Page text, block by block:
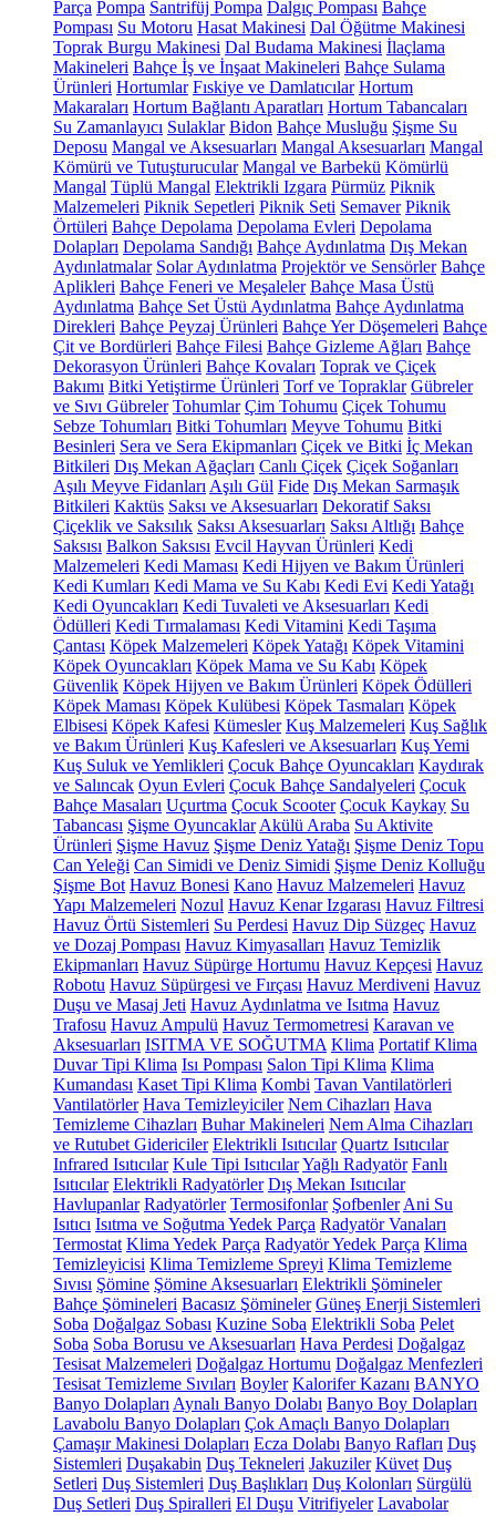
Parça Pompa Santrifüj Pompa Dalgıç Pompası Bahçe
Pompası Su Motoru Hasat Makinesi Dal Öğütme Makinesi
Toprak Burgu Makinesi Dal Budama Makinesi İlaçlama
Makineleri Bahçe İş ve İnşaat Makineleri Bahçe Sulama
Ürünleri Hortumlar Fıskiye ve Damlatıcılar Hortum
Makaraları Hortum Bağlantı Aparatları Hortum Tabancaları
Su Zamanlayıcı Sulaklar Bidon Bahçe Musluğu Şişme Su
Deposu Mangal ve Aksesuarları Mangal Aksesuarları Mangal
Kömürü ve Tutuşturucular Mangal ve Barbekü Kömürlü
Mangal Tüplü Mangal Elektrikli Izgara Pürmüz Piknik
Malzemeleri Piknik Sepetleri Piknik Seti Semaver Piknik
Örtüleri Bahçe Depolama Depolama Evleri Depolama
Dolapları Depolama Sandığı Bahçe Aydınlatma Dış Mekan
Aydınlatmalar Solar Aydınlatma Projektör ve Sensörler Bahçe
Aplikleri Bahçe Feneri ve Meşaleler Bahçe Masa Üstü
Aydınlatma Bahçe Set Üstü Aydınlatma Bahçe Aydınlatma
Direkleri Bahçe Peyzaj Ürünleri Bahçe Yer Döşemeleri Bahçe
Çit ve Bordürleri Bahçe Filesi Bahçe Gizleme Ağları Bahçe
Dekorasyon Ürünleri Bahçe Kovaları Toprak ve Çiçek
Bakımı Bitki Yetiştirme Ürünleri Torf ve Topraklar Gübreler
ve Sıvı Gübreler Tohumlar Çim Tohumu Çiçek Tohumu
Sebze Tohumları Bitki Tohumları Meyve Tohumu Bitki
Besinleri Sera ve Sera Ekipmanları Çiçek ve Bitki İç Mekan
Bitkileri Dış Mekan Ağaçları Canlı Çiçek Çiçek Soğanları
Aşılı Meyve Fidanları Aşılı Gül Fide Dış Mekan Sarmaşık
Bitkileri Kaktüs Saksı ve Aksesuarları Dekoratif Saksı
Çiçeklik ve Saksılık Saksı Aksesuarları Saksı Altlığı Bahçe
Saksısı Balkon Saksısı Evcil Hayvan Ürünleri Kedi
Malzemeleri Kedi Maması Kedi Hijyen ve Bakım Ürünleri
Kedi Kumları Kedi Mama ve Su Kabı Kedi Evi Kedi Yatağı
Kedi Oyuncakları Kedi Tuvaleti ve Aksesuarları Kedi
Ödülleri Kedi Tırmalaması Kedi Vitamini Kedi Taşıma
Çantası Köpek Malzemeleri Köpek Yatağı Köpek Vitamini
Köpek Oyuncakları Köpek Mama ve Su Kabı Köpek
Güvenlik Köpek Hijyen ve Bakım Ürünleri Köpek Ödülleri
Köpek Maması Köpek Kulübesi Köpek Tasmaları Köpek
Elbisesi Köpek Kafesi Kümesler Kuş Malzemeleri Kuş Sağlık
ve Bakım Ürünleri Kuş Kafesleri ve Aksesuarları Kuş Yemi
Kuş Suluk ve Yemlikleri Çocuk Bahçe Oyuncakları Kaydırak
ve Salıncak Oyun Evleri Çocuk Bahçe Sandalyeleri Çocuk
Bahçe Masaları Uçurtma Çocuk Scooter Çocuk Kaykay Su
Tabancası Şişme Oyuncaklar Akülü Araba Su Aktivite
Ürünleri Şişme Havuz Şişme Deniz Yatağı Şişme Deniz Topu
Can Yeleği Can Simidi ve Deniz Simidi Şişme Deniz Kolluğu
Şişme Bot Havuz Bonesi Kano Havuz Malzemeleri Havuz
Yapı Malzemeleri Nozul Havuz Kenar Izgarası Havuz Filtresi
Havuz Örtü Sistemleri Su Perdesi Havuz Dip Süzgeç Havuz
ve Dozaj Pompası Havuz Kimyasalları Havuz Temizlik
Ekipmanları Havuz Süpürge Hortumu Havuz Kepçesi Havuz
Robotu Havuz Süpürgesi ve Fırçası Havuz Merdiveni Havuz
Duşu ve Masaj Jeti Havuz Aydınlatma ve Isıtma Havuz
Trafosu Havuz Ampulü Havuz Termometresi Karavan ve
Aksesuarları ISITMA VE SOĞUTMA Klima Portatif Klima
Duvar Tipi Klima Isı Pompası Salon Tipi Klima Klima
Kumandası Kaset Tipi Klima Kombi Tavan Vantilatörleri
Vantilatörler Hava Temizleyiciler Nem Cihazları Hava
Temizleme Cihazları Buhar Makineleri Nem Alma Cihazları
ve Rutubet Gidericiler Elektrikli Isıtıcılar Quartz Isıtıcılar
Infrared Isıtıcılar Kule Tipi IsıtıcılarYağlı Radyatör Fanlı
Isıtıcılar Elektrikli Radyatörler Dış Mekan Isıtıcılar
Havlupanlar Radyatörler Termosifonlar Şofbenler Ani Su
Isıtıcı Isıtma ve Soğutma Yedek Parça Radyatör Vanaları
Termostat Klima Yedek Parça Radyatör Yedek Parça Klima
Temizleyicisi Klima Temizleme Spreyi Klima Temizleme
Sıvısı Şömine Şömine Aksesuarları Elektrikli Şömineler
Bahçe Şömineleri Bacasız Şömineler Güneş Enerji Sistemleri
Soba Doğalgaz Sobası Kuzine Soba Elektrikli Soba Pelet
Soba Soba Borusu ve Aksesuarları Hava Perdesi Doğalgaz
Tesisat Malzemeleri Doğalgaz Hortumu Doğalgaz Menfezleri
Tesisat Temizleme Sıvıları Boyler Kalorifer Kazanı BANYO
Banyo Dolapları Aynalı Banyo Dolabı Banyo Boy Dolapları
Lavabolu Banyo Dolapları Çok Amaçlı Banyo Dolapları
Çamaşır Makinesi Dolapları Ecza Dolabı Banyo Rafları Duş
Sistemleri Duşakabin Duş Tekneleri Jakuziler Küvet Duş
Setleri Duş Sistemleri Duş Başlıkları Duş Kolonları Sürgülü
Duş Setleri Duş Spiralleri El Duşu Vitrifiyeler Lavabolar